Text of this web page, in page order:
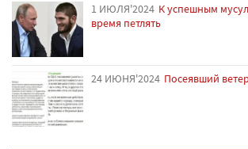
1 ИЮЛЯ'2024 К успешным
время петлять
24 ИЮНЯ'2024 Посеявший